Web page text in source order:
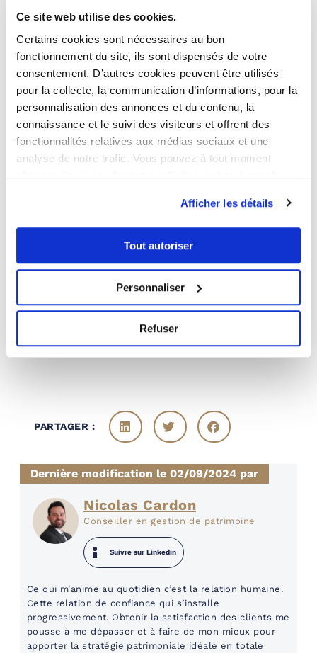
Ce site web utilise des cookies.
Certains cookies sont nécessaires au bon
fonctionnement du site, ils sont dispensés de votre
consentement. D’autres cookies peuvent être utilisés
pour la collecte, la communication d’informations, pour la
personnalisation des annonces et du contenu, la
connaissance et le suivi des visiteurs et offrent des
fonctionnalités relatives aux médias sociaux et une
analyse de notre trafic. Vous pouvez à tout moment
changer d’avis en cliquant sur l’icône en bas à gauche.
Afficher les détails
Tout autoriser
Personnaliser
Refuser
importantes
acquérir une passoire thermique
pour la rénover peut s’avérer judicieux
lorsqu’il s’agît de faire des économies sur
l’énergie. La hausse des prix de l’énergie a
nécessité ce changement, soulignant
l’urgence d’investir dans l’efficacité
rentabilité locative des propriétaires. Les
économies réalisées peuvent aller de 80 à
300 € par mois selon la taille du logement et
s’il s’agit d’un bien G ou F. A l’année cela
représente entre 1.000 € et 3.500 €
d’économies réalisées !
PARTAGER :
Dernière modification le 02/09/2024 par
Nicolas Cardon
Conseiller en gestion de patrimoine
Suivre sur Linkedin
Ce qui m’anime au quotidien c’est la relation humaine.
Cette relation de confiance qui s’installe
progressivement. Obtenir la satisfaction des clients me
pousse à me dépasser et à faire de mon mieux pour
apporter la stratégie patrimoniale idéale en totale